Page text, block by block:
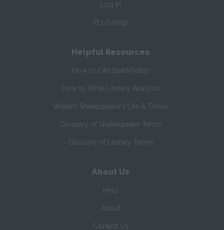
Log In
PLUS Help
Helpful Resources
How to Cite SparkNotes
How to Write Literary Analysis
William Shakespeare's Life & Times
Glossary of Shakespeare Terms
Glossary of Literary Terms
About Us
Help
About
Contact Us